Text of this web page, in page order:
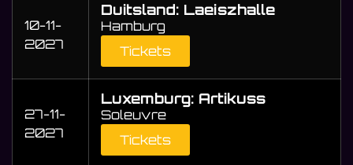
10-11-
2027
Duitsland: Laeiszhalle
Hamburg
Tickets
27-11-
2027
Luxemburg: Artikuss
Soleuvre
Tickets